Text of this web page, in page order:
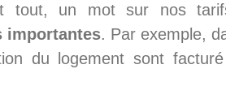
tout, un mot sur nos
importantes. Par exemple,
du logement sont facturé